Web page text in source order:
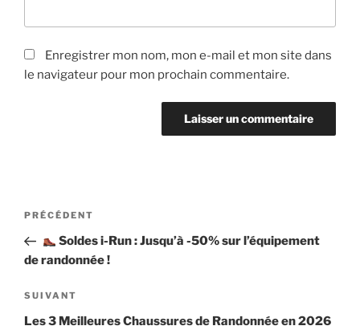
Enregistrer mon nom, mon e-mail et mon site dans
le navigateur pour mon prochain commentaire.
PRÉCÉDENT
Soldes i-Run : Jusqu’à -50% sur l’équipement
de randonnée !
SUIVANT
Les 3 Meilleures Chaussures de Randonnée en 2026